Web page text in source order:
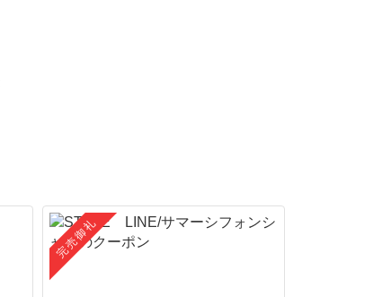
完売御礼